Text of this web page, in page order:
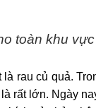
toàn khu
rau củ quả.
rất lớn. Ngày